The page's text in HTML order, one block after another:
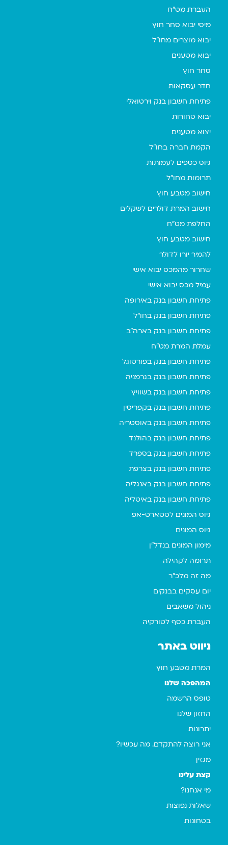
העברת מט"ח
מיסי יבוא סחר חוץ
יבוא מוצרים מחו"ל
יבוא מטענים
סחר חוץ
חדר עסקאות
פתיחת חשבון בנק וירטואלי
יבוא סחורות
יצוא מטענים
הקמת חברה בחו"ל
גיוס כספים לעמותות
תרומות מחו"ל
חישוב מטבע חוץ
חישוב המרת דולרים לשקלים
החלפת מט"ח
חישוב מטבע חוץ
להמיר יורו לדולר
שחרור מהמכס יבוא אישי
עמיל מכס יבוא אישי
פתיחת חשבון בנק באירופה
פתיחת חשבון בנק בחו"ל
פתיחת חשבון בנק בארה"ב
עמלת המרת מט"ח
פתיחת חשבון בנק בפורטוגל
פתיחת חשבון בנק בגרמניה
פתיחת חשבון בנק בשוויץ
פתיחת חשבון בנק בקפריסין
פתיחת חשבון בנק באוסטריה
פתיחת חשבון בנק בהולנד
פתיחת חשבון בנק בספרד
פתיחת חשבון בנק בצרפת
פתיחת חשבון בנק באנגליה
פתיחת חשבון בנק באיטליה
גיוס המונים לסטארט-אפ
גיוס המונים
מימון המונים בנדל"ן
תרומה לקהילה
מה זה מלכ"ר
יום עסקים בבנקים
ניהול משאבים
העברת כסף לטורקיה
ניווט באתר
המרת מטבע חוץ
המהפכה שלנו
טופס הרשמה
החזון שלנו
יתרונות
אני רוצה להתקדם. מה עכשיו?
מגזין
קצת עלינו
מי אנחנו?
שאלות נפוצות
בטחונות